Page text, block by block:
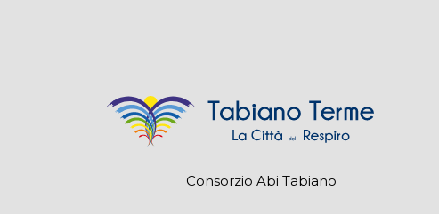
Consorzio Abi Tabiano